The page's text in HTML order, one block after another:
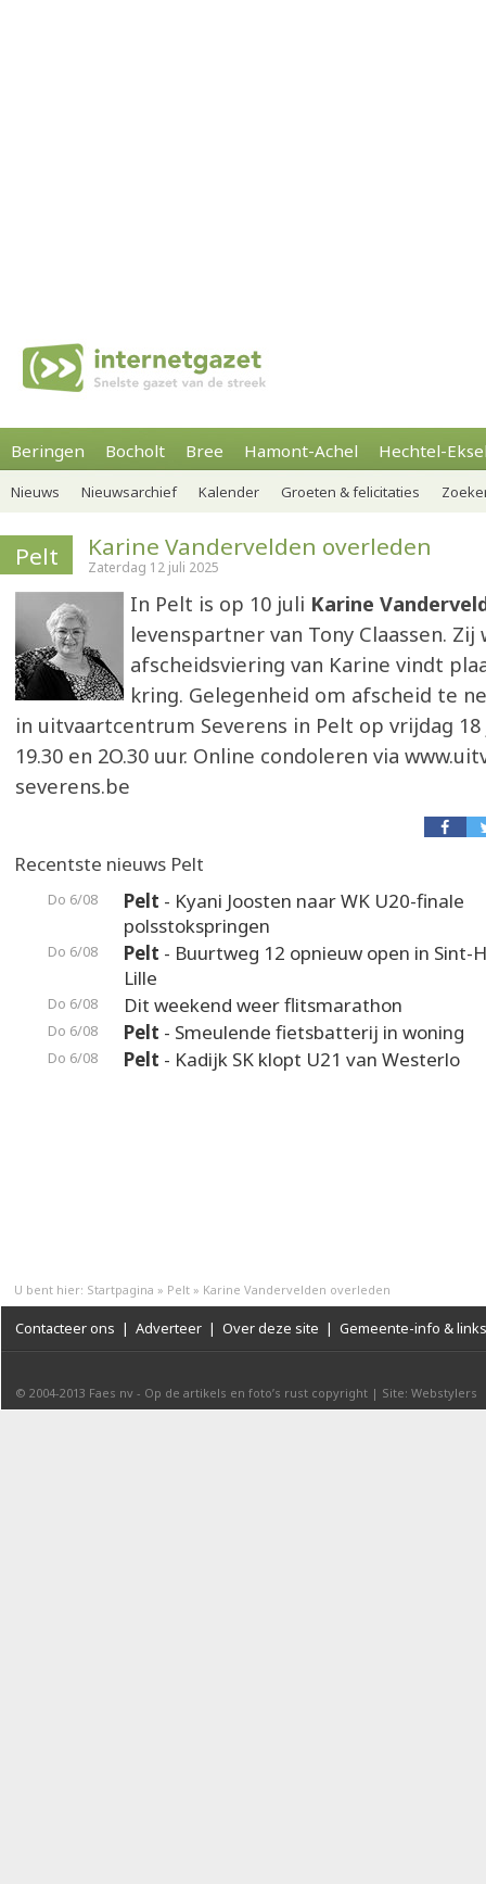
Beringen Bocholt Bree Hamont-Achel Hechtel-
Nieuws Nieuwsarchief Kalender Groeten & felicitaties
Pelt Karine Vandervelden overleden
Zaterdag 12 juli 2025
In Pelt is op 10 juli Karine
levenspartner van Tony Claassen. Zij
afscheidsviering van Karine vindt
kring. Gelegenheid om afscheid te
in uitvaartcentrum Severens in Pelt op vrijdag 18
19.30 en 2O.30 uur. Online condoleren via
severens.be
Recentste nieuws Pelt
Do 6/08 Pelt - Kyani Joosten naar WK U20-finale
polsstokspringen
Do 6/08 Pelt - Buurtweg 12 opnieuw open in Sint-
Lille
Do 6/08 Dit weekend weer flitsmarathon
Do 6/08 Pelt - Smeulende fietsbatterij in woning
Do 6/08 Pelt - Kadijk SK klopt U21 van Westerlo
U bent hier: Startpagina » Pelt » Karine Vandervelden overleden
Contacteer ons | Adverteer | Over deze site | Gemeente-info & links
© 2004-2013 Faes nv - Op de artikels en foto’s rust copyright | Site: Webstylers